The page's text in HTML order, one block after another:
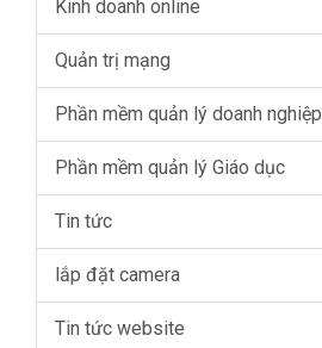
Kinh doanh online
Quản trị mạng
Phần mềm quản lý doanh nghiệp
Phần mềm quản lý Giáo dục
Tin tức
lắp đặt camera
Tin tức website